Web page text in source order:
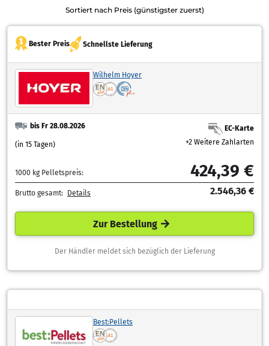
Sortiert nach Preis (günstigster zuerst)
Bester Preis Schnellste Lieferung
Wilhelm Hoyer
bis Fr 28.08.2026
(in 15 Tagen)
EC-Karte
+2 Weitere Zahlarten
1000 kg Pelletspreis: 424,39 €
Brutto gesamt: Details 2.546,36 €
Zur Bestellung
Der Händler meldet sich bezüglich der Lieferung
Best:Pellets